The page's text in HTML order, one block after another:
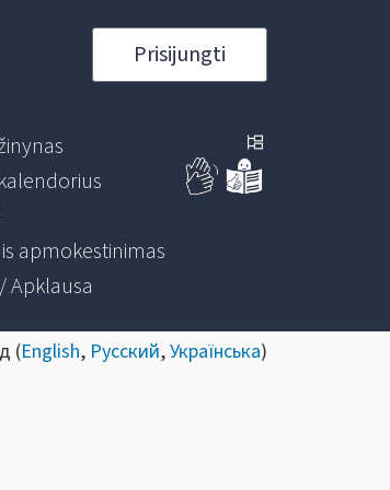
Prisijungti
apmokestinimas
Apklausa
(English, Русский,Українська)